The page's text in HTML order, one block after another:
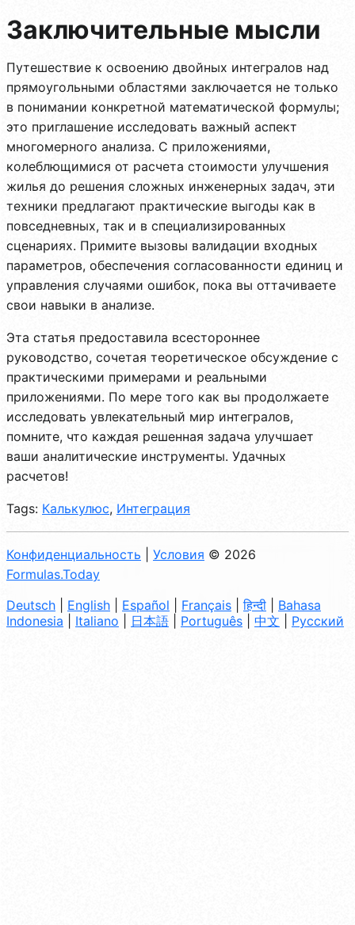
Заключительные мысли
Путешествие к освоению двойных интегралов над
прямоугольными областями заключается не только
в понимании конкретной математической формулы;
это приглашение исследовать важный аспект
многомерного анализа. С приложениями,
колеблющимися от расчета стоимости улучшения
жилья до решения сложных инженерных задач, эти
техники предлагают практические выгоды как в
повседневных, так и в специализированных
сценариях. Примите вызовы валидации входных
параметров, обеспечения согласованности единиц и
управления случаями ошибок, пока вы оттачиваете
свои навыки в анализе.
Эта статья предоставила всестороннее
руководство, сочетая теоретическое обсуждение с
практическими примерами и реальными
приложениями. По мере того как вы продолжаете
исследовать увлекательный мир интегралов,
помните, что каждая решенная задача улучшает
ваши аналитические инструменты. Удачных
расчетов!
Tags: Калькулюс, Интеграция
Конфиденциальность Условия © 2026
Formulas.Today
Deutsch
English Español Français |हिन्दी
Bahasa
Indonesia
Italiano 日本語 Português 中文 Русский